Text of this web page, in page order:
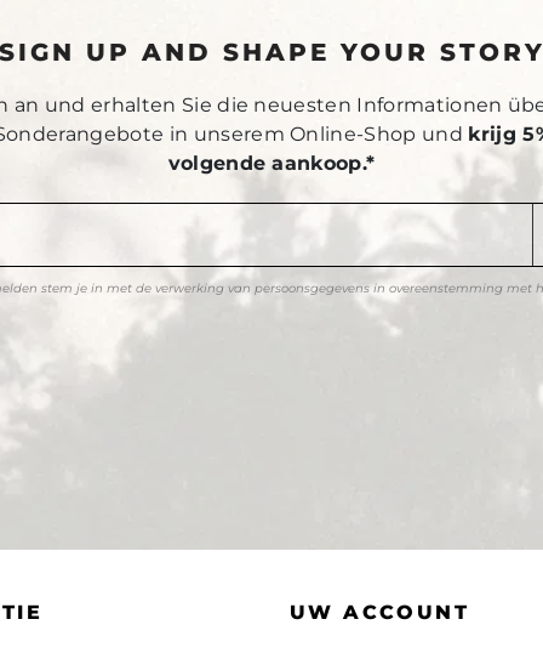
UP AND SHAPE YOUR STORY
an und erhalten Sie die neuesten Informationen
in unserem Online-Shop und krijg
volgende aankoop.*
stem je in met de verwerking van persoonsgegevens in overeenstemming met
UW ACCOUNT